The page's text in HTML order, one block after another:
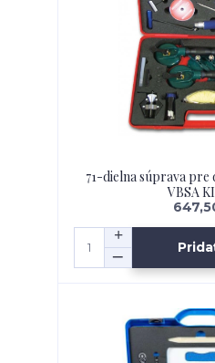
71-dielna súprava pre
VBSA